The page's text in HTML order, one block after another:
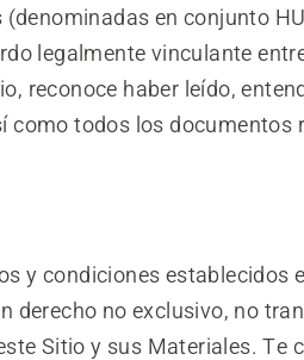
en conjunto
legalmente vinculante
reconoce haber leído,
como todos los documentos
y condiciones establecidos
derecho no exclusivo, no
Sitio y sus Materiales. Te